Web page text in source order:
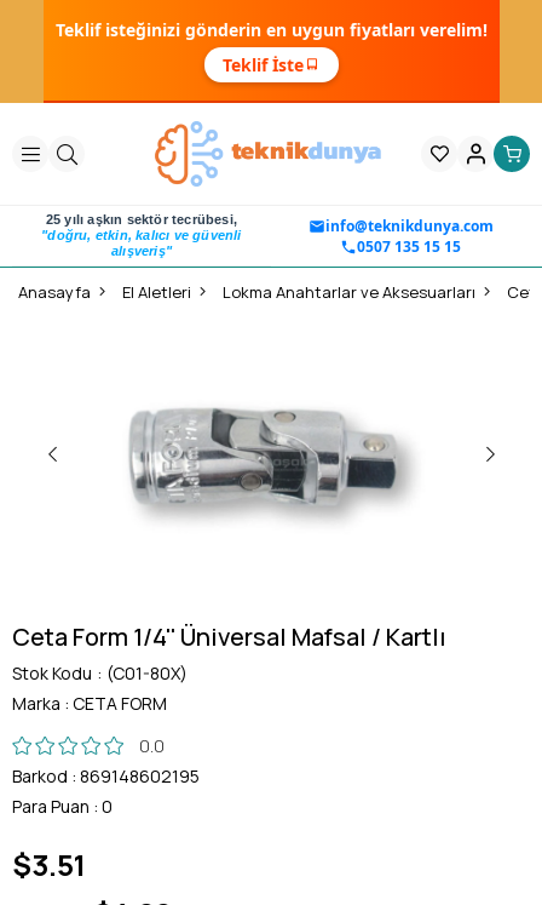
Teklif isteğinizi gönderin en uygun fiyatları verelim!
Teklif İste
25 yılı aşkın sektör tecrübesi,
"doğru, etkin, kalıcı ve güvenli
alışveriş"
info@teknikdunya.com
0507 135 15 15
Anasayfa El Aletleri Lokma Anahtarlar ve Aksesuarları
Ceta Form 1/4'' Üniversal Mafsal / Kartlı
Stok Kodu
(C01-80X)
Marka : CETA FORM
0.0
Barkod : 869148602195
Para Puan : 0
$3.51